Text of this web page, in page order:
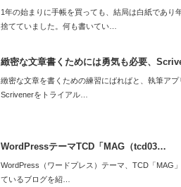
1年の始まりに手帳を買っても、結局は白紙であり
捨てていました。何も書いてい…
緻密な文章書くためには勇気も必要、
緻密な文章を書くための練習にばればと、執筆アプ
Scrivenerをトライアル…
WordPressテーマTCD「MAG（tcd03…
WordPress（ワードプレス）テーマ、TCD「MAG
ているブログを紹…